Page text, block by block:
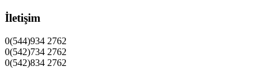
İletişim
0(544)934 2762
0(542)734 2762
0(542)834 2762